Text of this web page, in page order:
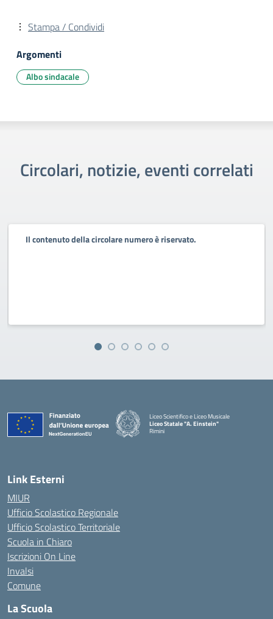
Stampa / Condividi
Argomenti
Albo sindacale
Circolari, notizie, eventi correlati
Il contenuto della circolare numero è riservato.
Liceo Scientifico e Liceo Musicale
Liceo Statale "A. Einstein"
Rimini
Link Esterni
MIUR
Ufficio Scolastico Regionale
Ufficio Scolastico Territoriale
Scuola in Chiaro
Iscrizioni On Line
Invalsi
Comune
La Scuola